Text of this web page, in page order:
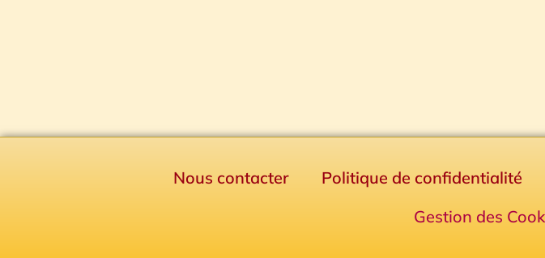
Nous contacter Politique de confidentialité
Gestion des